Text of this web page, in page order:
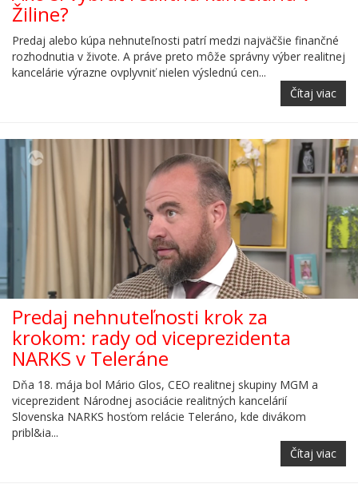
Žiline?
Predaj alebo kúpa nehnuteľnosti patrí medzi najväčšie finančné
rozhodnutia v živote. A práve preto môže správny výber realitnej
kancelárie výrazne ovplyvniť nielen výslednú cen...
Čítaj viac
Predaj nehnuteľnosti krok za
krokom: rady od viceprezidenta
NARKS v Teleráne
Dňa 18. mája bol Mário Glos, CEO realitnej skupiny MGM a
viceprezident Národnej asociácie realitných kancelárií
Slovenska NARKS hosťom relácie Teleráno, kde divákom
pribl&ia...
Čítaj viac